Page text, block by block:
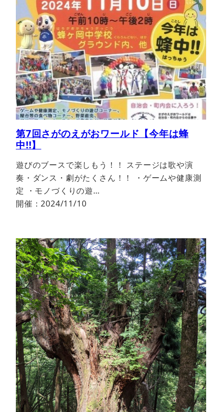
第7回さがのえがおワールド【今年は蜂
中!!】
遊びのブースで楽しもう！！ ステージは歌や演
奏・ダンス・劇がたくさん！！ ・ゲームや健康測
定 ・モノづくりの遊…
開催：2024/11/10